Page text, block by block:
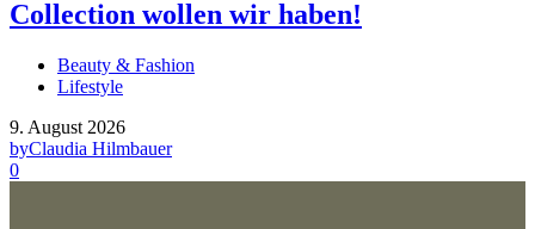
Collection wollen wir haben!
Beauty & Fashion
Lifestyle
9. August 2026
byClaudia Hilmbauer
0